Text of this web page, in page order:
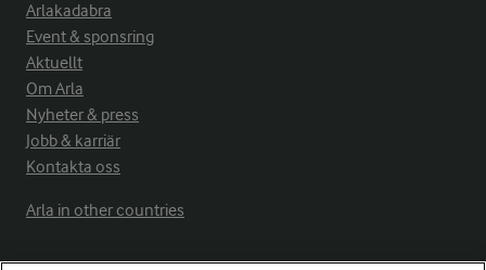
Arlakadabra
Event & sponsring
Aktuellt
Om Arla
Nyheter & press
Jobb & karriär
Kontakta oss
Arla in other countries